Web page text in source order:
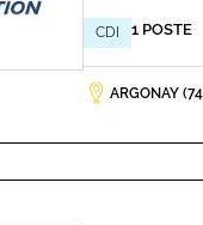
CDI 1 POSTE
ARGONAY